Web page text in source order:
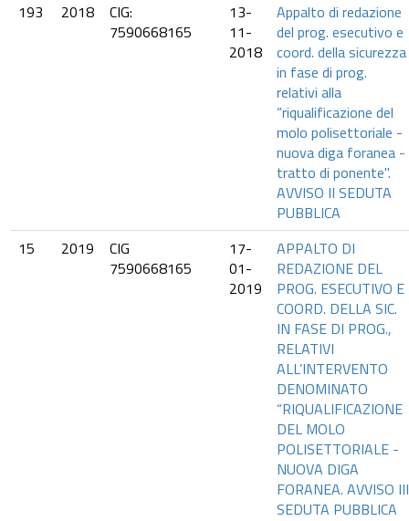
193
2018
CIG:
7590668165
13-
11-
2018
Appalto di redazione
del prog. esecutivo e
coord. della sicurezza
in fase di prog.
relativi alla
“riqualificazione del
molo polisettoriale -
nuova diga foranea -
tratto di ponente".
AVVISO II SEDUTA
PUBBLICA
15
2019
CIG
7590668165
17-
01-
2019
APPALTO DI
REDAZIONE DEL
PROG. ESECUTIVO E
COORD. DELLA SIC.
IN FASE DI PROG.,
RELATIVI
ALL’INTERVENTO
DENOMINATO
“RIQUALIFICAZIONE
DEL MOLO
POLISETTORIALE -
NUOVA DIGA
FORANEA. AVVISO III
SEDUTA PUBBLICA